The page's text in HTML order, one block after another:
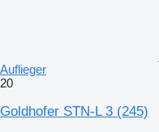
Auflieger
20
Goldhofer STN-L 3 (245)